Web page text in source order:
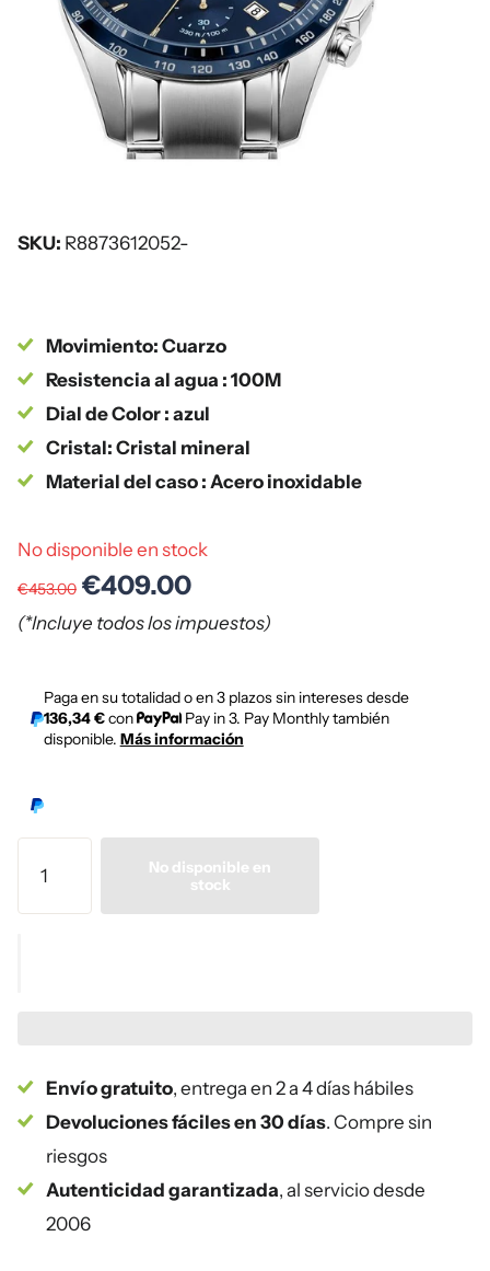
SKU: R8873612052-
Movimiento: Cuarzo
Resistencia al agua : 100M
Dial de Color : azul
Cristal: Cristal mineral
Material del caso : Acero inoxidable
No disponible en stock
€453.00 €409.00
(*Incluye todos los impuestos)
Paga en su totalidad o en 3 plazos sin intereses desde
136,34 €con
Pay in 3. Pay Monthly también
disponible. Más información
No disponible en
stock
Envío gratuito, entrega en 2 a 4 días hábiles
Devoluciones fáciles en 30 días. Compre sin
riesgos
Autenticidad garantizada, al servicio desde
2006